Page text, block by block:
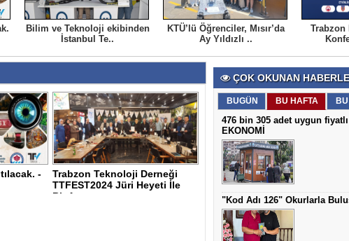
Bilim ve Teknoloji ekibinden
İstanbul Te..
KTÜ’lü Öğrenciler, Mısır’da
Ay Yıldızlı ..
Trabzon
ÇOK OKUNAN
BUGÜN BU HAFTA
476 bin 305 adet uygun
EKONOMİ
"Kod Adı 126" Okurlarla
-
Trabzon Teknoloji Derneği
TTFEST2024 Jüri Heyeti İle
Bir Ara..